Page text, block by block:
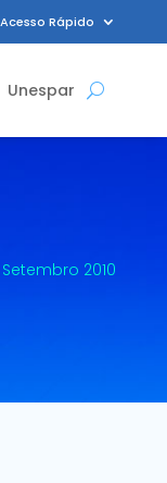
Acesso Rápido
Unespar
2010